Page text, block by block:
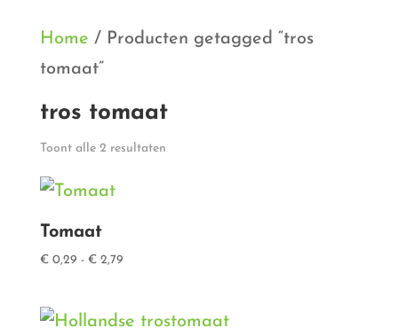
Home / Producten getagged “tros
tomaat”
tros tomaat
Toont alle 2 resultatenGesorteerd
Tomaat
€0,29 - €2,79Prijsklasse:
€ 2,79